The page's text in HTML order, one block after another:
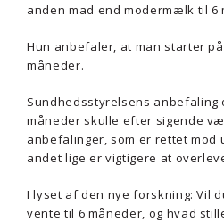
anden mad end modermælk til 6
Hun anbefaler, at man starter
måneder.
Sundhedsstyrelsens anbefaling
måneder skulle efter sigende
anbefalinger, som er rettet mod
andet lige er vigtigere at
I lyset af den nye forskning: Vil
vente til 6 måneder, og hvad